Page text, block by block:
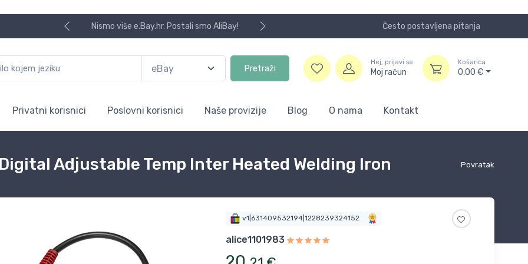
Nismo više e.Bay.hr. Postali smo AliBay! Često postavljena pitanja
Pretraži
Hej, prijavi se
Moj račun
Košarica
0,00 €
Privatni korisnici Poslovni korisnici Naše provizije Blog O nama Kontakt
Povratak
Adjustable Temp Inter Heated Welding Iron
v1|631409532194|1228239324152
alice1101983